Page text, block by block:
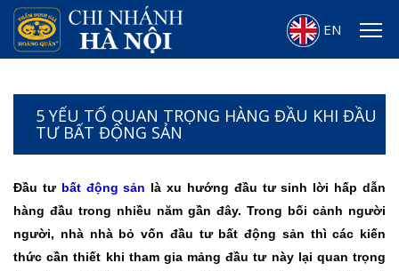
EN
5 YẾU TỐ QUAN TRỌNG HÀNG ĐẦU KHI ĐẦU
TƯ BẤT ĐỘNG SẢN
Đầu tư bất động sản là xu hướng đầu tư sinh lời hấp dẫn
hàng đầu trong nhiều năm gần đây. Trong bối cảnh người
người, nhà nhà bỏ vốn đầu tư bất động sản thì các kiến
thức cần thiết khi tham gia mảng đầu tư này lại quan trọng